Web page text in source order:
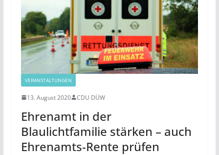
VERANSTALTUNGEN
13. August 2020 CDU DÜW
Ehrenamt in der
Blaulichtfamilie stärken – auch
Ehrenamts-Rente prüfen